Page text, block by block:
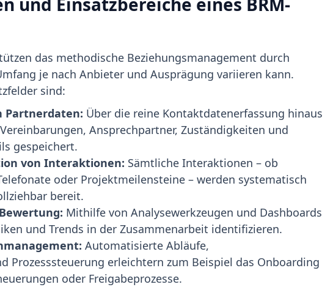
das methodische Beziehungsmanagement durch
je nach Anbieter und Ausprägung variieren kann.
sind:
Partnerdaten: Über die reine Kontaktdatenerfassung hinaus
Ansprechpartner, Zuständigkeiten und
gespeichert.
von Interaktionen: Sämtliche Interaktionen – ob
oder Projektmeilensteine – werden systematisch
bereit.
Mithilfe von Analysewerkzeugen und Dashboards
und Trends in der Zusammenarbeit identifizieren.
Automatisierte Abläufe,
Prozesssteuerung erleichtern zum Beispiel das Onboarding
oder Freigabeprozesse.